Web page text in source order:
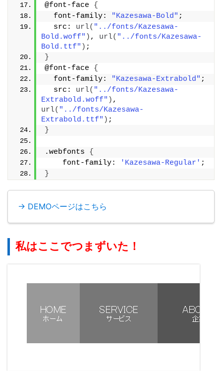
@font-face {
  font-family:
"Kazesawa-Bold" ;
  src:
url( "../fonts/Kazesawa-
Bold.woff" ) , url( "../fonts/Kazesawa-
Bold.ttf" ) ;
}
@font-face {
  font-family:
"Kazesawa-Extrabold" ;
  src:
url( "../fonts/Kazesawa-
Extrabold.woff" )
url( "../fonts/Kazesawa-
Extrabold.ttf" ) ;
}
.webfonts {
    font-family:
'Kazesawa-Regular' ;
}
→ DEMOページはこちら
私はここでつまずいた！